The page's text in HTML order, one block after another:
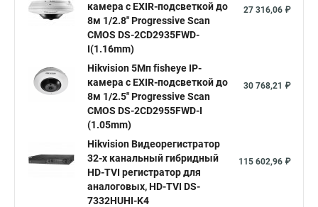
Hikvision купить Hikvision уличная ip камера
Hikvision poe
Hikvision 2 8 mm Hikvision camera Hikvision 2cd1148 i b
Видеонаблюдение Ip видеокамеры
Hikvision 2cd2142fwd
Hikvision ds 2cd1148 hikvision ds 2cd1148 i b
hikvision ds 2cd2042wd i Видеокамера hikvision
Видеокамеры hikvision ds
камера c EXIR-подсветкой до
8м 1/2.8" Progressive Scan
CMOS DS-2CD2935FWD-
I(1.16mm)
27 316,06 ₽
Hikvision 5Мп fisheye IP-
камера c EXIR-подсветкой до
8м 1/2.5" Progressive Scan
CMOS DS-2CD2955FWD-I
(1.05mm)
30 768,21 ₽
Hikvision Видеорегистратор
32-х канальный гибридный
HD-TVI регистратор для
аналоговых, HD-TVI DS-
7332HUHI-K4
115 602,96 ₽